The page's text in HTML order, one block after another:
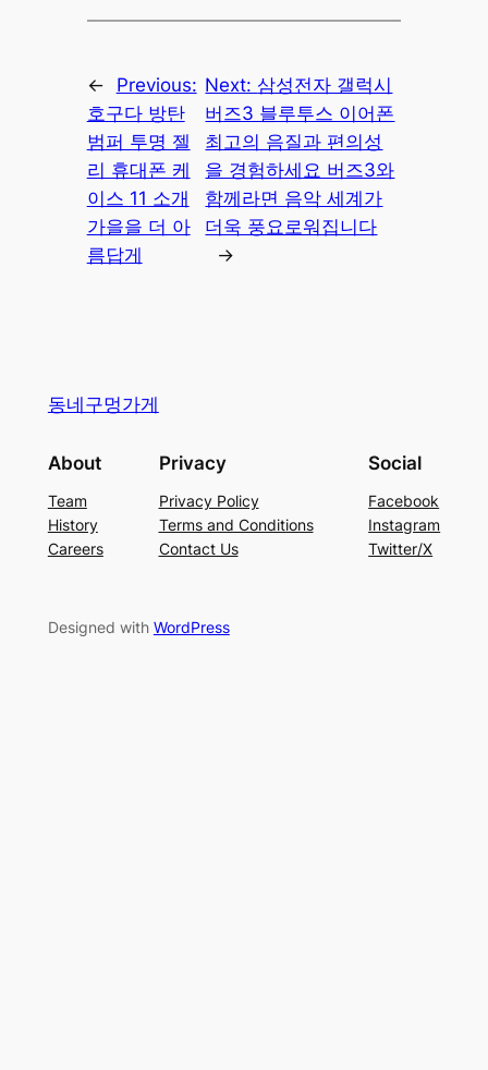
←
Previous:
호구다 방탄
범퍼 투명 젤
리 휴대폰 케
이스 11 소개
가을을 더 아
름답게
Next: 삼성전자 갤럭시
버즈3 블루투스 이어폰
최고의 음질과 편의성
을 경험하세요 버즈3와
함께라면 음악 세계가
더욱 풍요로워집니다
→
동네구멍가게
About
Team
History
Careers
Privacy
Privacy Policy
Terms and Conditions
Contact Us
Social
Facebook
Instagram
Twitter/X
Designed with WordPress